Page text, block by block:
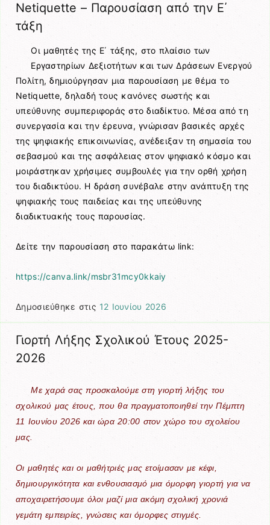
Netiquette – Παρουσίαση από την Ε΄
τάξη
Οι μαθητές της Ε΄ τάξης, στο πλαίσιο των
Εργαστηρίων Δεξιοτήτων και των Δράσεων Ενεργού
Πολίτη, δημιούργησαν μια παρουσίαση με θέμα το
Netiquette, δηλαδή τους κανόνες σωστής και
υπεύθυνης συμπεριφοράς στο διαδίκτυο. Μέσα από τη
συνεργασία και την έρευνα, γνώρισαν βασικές αρχές
της ψηφιακής επικοινωνίας, ανέδειξαν τη σημασία του
σεβασμού και της ασφάλειας στον ψηφιακό κόσμο και
μοιράστηκαν χρήσιμες συμβουλές για την ορθή χρήση
του διαδικτύου. Η δράση συνέβαλε στην ανάπτυξη της
ψηφιακής τους παιδείας και της υπεύθυνης
διαδικτυακής τους παρουσίας.
Δείτε την παρουσίαση στο παρακάτω link:
https://canva.link/msbr31mcy0kkaiy
Δημοσιεύθηκε στις 12 Ιουνίου 2026
Γιορτή Λήξης Σχολικού Έτους 2025-
2026
Με χαρά σας προσκαλούμε στη γιορτή λήξης του
σχολικού μας έτους, που θα πραγματοποιηθεί την Πέμπτη
11 Ιουνίου 2026 και ώρα 20:00 στον χώρο του σχολείου
μας.
Οι μαθητές και οι μαθήτριές μας ετοίμασαν με κέφι,
δημιουργικότητα και ενθουσιασμό μια όμορφη γιορτή για να
αποχαιρετήσουμε όλοι μαζί μια ακόμη σχολική χρονιά
γεμάτη εμπειρίες, γνώσεις και όμορφες στιγμές.